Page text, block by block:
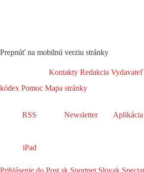
Prepnúť na mobilnú verziu stránky
Kontakty Redakcia Vydavateľ
kódex Pomoc Mapa stránky
RSS Newsletter Aplikácia
iPad